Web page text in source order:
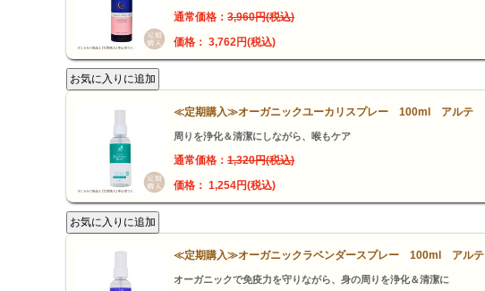
通常価格：3,960円(税込)
価格： 3,762円(税込)
≪定期購入≫オーガニックユーカリスプレー 100ml アルテ
周りを浄化＆清潔にしながら、喉もケア
通常価格：1,320円(税込)
価格： 1,254円(税込)
≪定期購入≫オーガニックラベンダースプレー 100ml アルテ
オーガニックで免疫力を守りながら、身の周りを浄化＆清潔に